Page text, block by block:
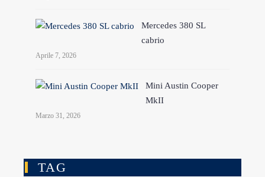
Mercedes 380 SL
cabrio
Aprile 7, 2026
Mini Austin Cooper
MkII
Marzo 31, 2026
TAG